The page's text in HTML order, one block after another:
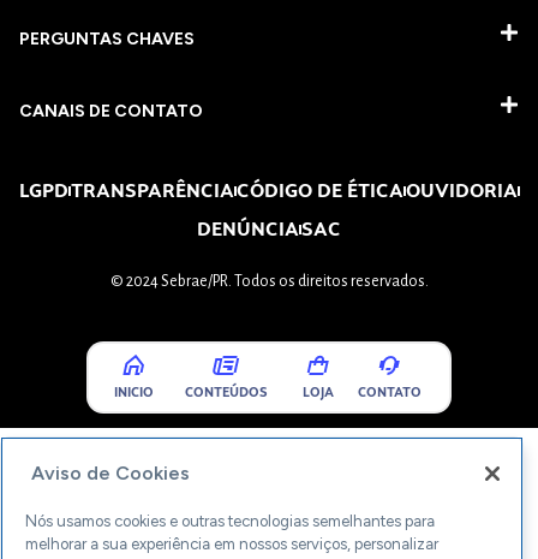
PERGUNTAS CHAVES​
CANAIS DE CONTATO
LGPDTRANSPARÊNCIACÓDIGO DE ÉTICAOUVIDORIA
DENÚNCIASAC
© 2024 Sebrae/PR. Todos os direitos reservados.
INICIO CONTEÚDOS LOJA CONTATO
Aviso de Cookies
Nós usamos cookies e outras tecnologias semelhantes para
melhorar a sua experiência em nossos serviços, personalizar